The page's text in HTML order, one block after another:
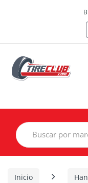
Search
for:
Inicio